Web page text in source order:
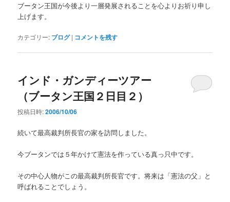
ブータン王国が今後より一層発展されることを心よりお祈り申し
上げます。
カテゴリー: ブログ | コメントを残す
インド・ガンディーツアー
（ブータン王国２日目２）
投稿日時:2006/10/06
続いて最高裁判所長官の家を訪問しました。
今ブータンでは５年かけて憲法を作っている真っ只中です。
その中心人物がこの最高裁判所長官です。将来は「憲法の父」と
呼ばれることでしょう。